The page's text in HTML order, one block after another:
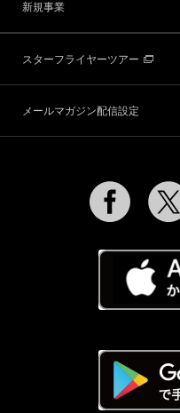
新規事業
スターフライヤーツアー
メールマガジン配信設定
Facebook Twitter